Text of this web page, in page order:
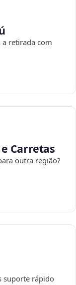
a retirada com
Carretas
outra região?
suporte rápido